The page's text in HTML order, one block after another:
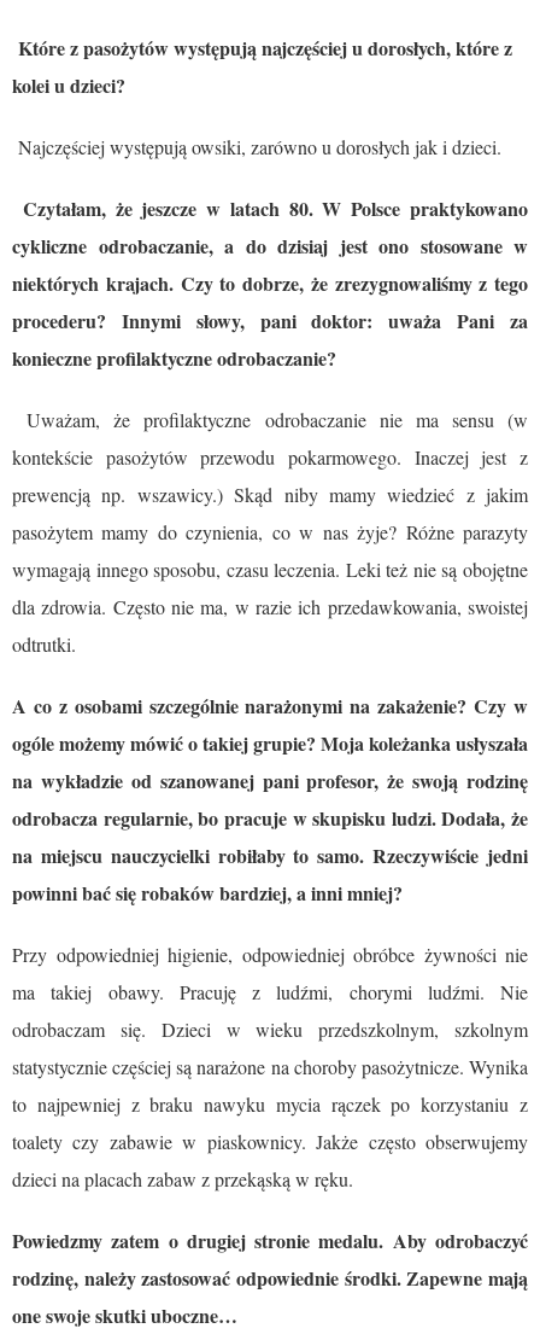
Które z pasożytów występują najczęściej u dorosłych, które z
kolei u dzieci?
Najczęściej występują owsiki, zarówno u dorosłych jak i dzieci.
Czytałam, że jeszcze w latach 80. W Polsce praktykowano
cykliczne odrobaczanie, a do dzisiaj jest ono stosowane w
niektórych krajach. Czy to dobrze, że zrezygnowaliśmy z tego
procederu? Innymi słowy, pani doktor: uważa Pani za
konieczne profilaktyczne odrobaczanie?
Uważam, że profilaktyczne odrobaczanie nie ma sensu (w
kontekście pasożytów przewodu pokarmowego. Inaczej jest z
prewencją np. wszawicy.) Skąd niby mamy wiedzieć z jakim
pasożytem mamy do czynienia, co w nas żyje? Różne parazyty
wymagają innego sposobu, czasu leczenia. Leki też nie są obojętne
dla zdrowia. Często nie ma, w razie ich przedawkowania, swoistej
odtrutki.
A co z osobami szczególnie narażonymi na zakażenie? Czy w
ogóle możemy mówić o takiej grupie? Moja koleżanka usłyszała
na wykładzie od szanowanej pani profesor, że swoją rodzinę
odrobacza regularnie, bo pracuje w skupisku ludzi. Dodała, że
na miejscu nauczycielki robiłaby to samo. Rzeczywiście jedni
powinni bać się robaków bardziej, a inni mniej?
Przy odpowiedniej higienie, odpowiedniej obróbce żywności nie
ma takiej obawy. Pracuję z ludźmi, chorymi ludźmi. Nie
odrobaczam się. Dzieci w wieku przedszkolnym, szkolnym
statystycznie częściej są narażone na choroby pasożytnicze. Wynika
to najpewniej z braku nawyku mycia rączek po korzystaniu z
toalety czy zabawie w piaskownicy. Jakże często obserwujemy
dzieci na placach zabaw z przekąską w ręku.
Powiedzmy zatem o drugiej stronie medalu. Aby odrobaczyć
rodzinę, należy zastosować odpowiednie środki. Zapewne mają
one swoje skutki uboczne…